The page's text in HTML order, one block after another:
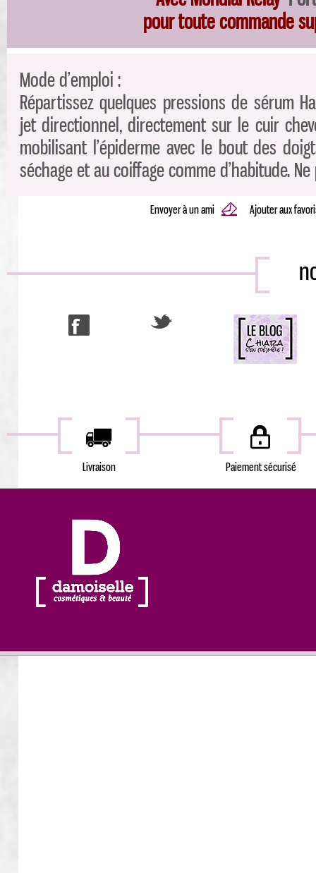
pour toute commande
Mode d’emploi :
Répartissez quelques pressions de sérum
jet directionnel, directement sur le cuir
mobilisant l’épiderme avec le bout des
séchage et au coiffage comme d’habitude.
Envoyer à un ami Ajouter aux
Livraison Paiement sécurisé